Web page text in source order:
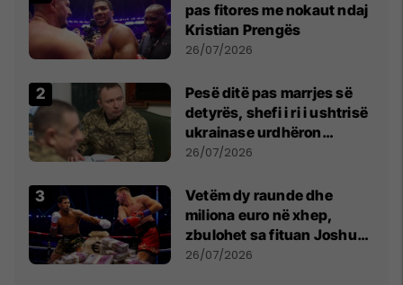
pas fitores me nokaut ndaj
Kristian Prengës
26/07/2026
Pesë ditë pas marrjes së
detyrës, shefi i ri i ushtrisë
ukrainase urdhëron
kontroll të madh
26/07/2026
Vetëm dy raunde dhe
miliona euro në xhep,
zbulohet sa fituan Joshua
e Prenga
26/07/2026